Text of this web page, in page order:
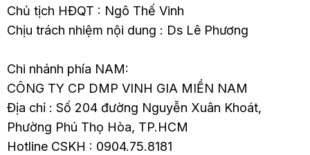
Chủ tịch HĐQT : Ngô Thế Vinh
Chịu trách nhiệm nội dung : Ds Lê Phương
Chi nhánh phía NAM:
CÔNG TY CP DMP VINH GIA MIỀN NAM
Địa chỉ : Số 204 đường Nguyễn Xuân Khoát,
Phường Phú Thọ Hòa, TP.HCM
Hotline CSKH : 0904.75.8181